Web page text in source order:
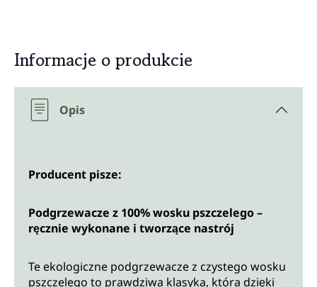
Informacje o produkcie
Opis
Producent pisze:
Podgrzewacze z 100% wosku pszczelego –
ręcznie wykonane i tworzące nastrój
Te ekologiczne podgrzewacze z czystego wosku
pszczelego to prawdziwa klasyka, która dzięki